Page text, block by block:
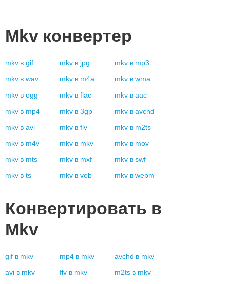
Mkv конвертер
mkv в gif mkv в jpg mkv в mp3
mkv в wav mkv в m4a mkv в wma
mkv в ogg mkv в flac mkv в aac
mkv в mp4 mkv в 3gp mkv в avchd
mkv в avi mkv в flv mkv в m2ts
mkv в m4v mkv в mkv mkv в mov
mkv в mts mkv в mxf mkv в swf
mkv в ts mkv в vob mkv в webm
Конвертировать в
Mkv
gif в mkv mp4 в mkv avchd в mkv
avi в mkv flv в mkv m2ts в mkv